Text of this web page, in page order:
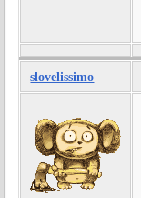
slovelissimo